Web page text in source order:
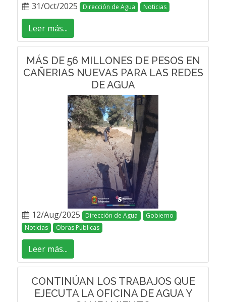
31/Oct/2025 Dirección de Agua Noticias
Leer más...
MÁS DE 56 MILLONES DE PESOS EN
CAÑERIAS NUEVAS PARA LAS REDES
DE AGUA
12/Aug/2025 Dirección de Agua
Gobierno
Noticias
Obras Públicas
Leer más...
CONTINÚAN LOS TRABAJOS QUE
EJECUTA LA OFICINA DE AGUA Y